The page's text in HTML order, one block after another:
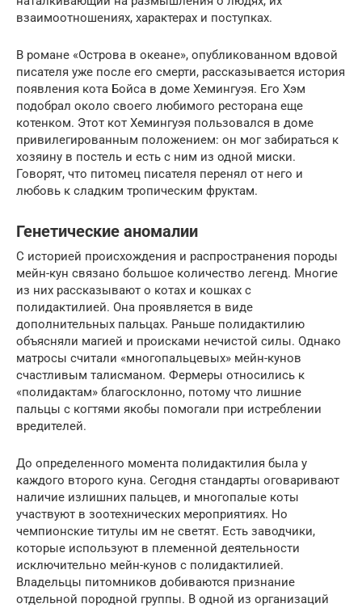
взаимоотношениях, характерах и поступках.
В романе «Острова в океане», опубликованном вдовой
писателя уже после его смерти, рассказывается история
появления кота Бойса в доме Хемингуэя. Его Хэм
подобрал около своего любимого ресторана еще
котенком. Этот кот Хемингуэя пользовался в доме
привилегированным положением: он мог забираться к
хозяину в постель и есть с ним из одной миски.
Говорят, что питомец писателя перенял от него и
любовь к сладким тропическим фруктам.
Генетические аномалии
С историей происхождения и распространения породы
мейн-кун связано большое количество легенд. Многие
из них рассказывают о котах и кошках с
полидактилией. Она проявляется в виде
дополнительных пальцах. Раньше полидактилию
объясняли магией и происками нечистой силы. Однако
матросы считали «многопальцевых» мейн-кунов
счастливым талисманом. Фермеры относились к
«полидактам» благосклонно, потому что лишние
пальцы с когтями якобы помогали при истреблении
вредителей.
До определенного момента полидактилия была у
каждого второго куна. Сегодня стандарты оговаривают
наличие излишних пальцев, и многопалые коты
участвуют в зоотехнических мероприятиях. Но
чемпионские титулы им не светят. Есть заводчики,
которые используют в племенной деятельности
исключительно мейн-кунов с полидактилией.
Владельцы питомников добиваются признание
отдельной породной группы. В одной из организаций